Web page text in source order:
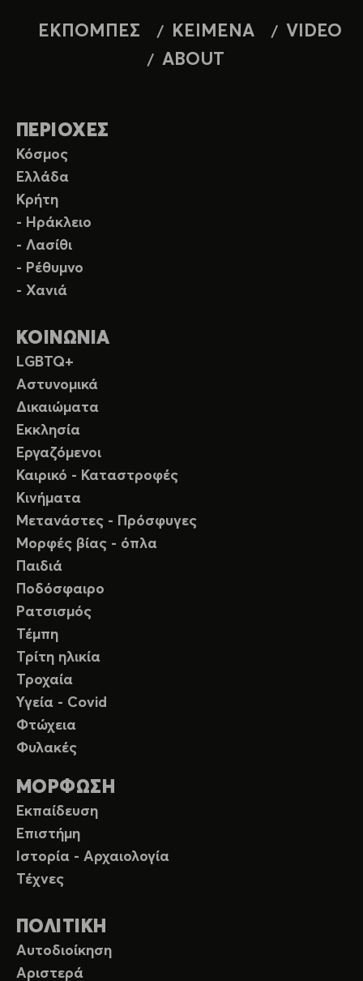
ΕΚΠΟΜΠΕΣ ΚΕΙΜΕΝΑ
VIDEO
ABOUT
ΠΕΡΙΟΧΕΣ
Κόσμος
Ελλάδα
Κρήτη
- Ηράκλειο
- Λασίθι
- Ρέθυμνο
- Χανιά
ΚΟΙΝΩΝΙΑ
LGBTQ+
Αστυνομικά
Δικαιώματα
Εκκλησία
Εργαζόμενοι
Καιρικό - Καταστροφές
Κινήματα
Μετανάστες - Πρόσφυγες
Μορφές βίας - όπλα
Παιδιά
Ποδόσφαιρο
Ρατσισμός
Τέμπη
Τρίτη ηλικία
Τροχαία
Υγεία - Covid
Φτώχεια
Φυλακές
ΜΟΡΦΩΣΗ
Εκπαίδευση
Επιστήμη
Ιστορία - Αρχαιολογία
Τέχνες
ΠΟΛΙΤΙΚΗ
Αυτοδιοίκηση
Αριστερά